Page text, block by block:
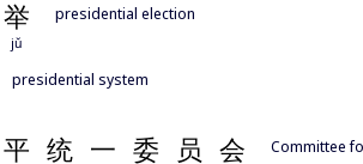
举
jǔ
presidential election
presidential system
平 统 一 委 员 会 Committee